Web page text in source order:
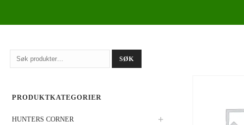
Søk
etter:
SØK
PRODUKTKATEGORIER
HUNTERS CORNER